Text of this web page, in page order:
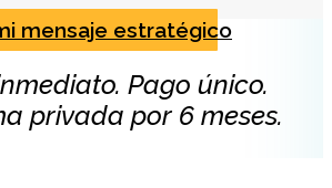
mensaje estratégico
Pago único.
privada por 6 meses.